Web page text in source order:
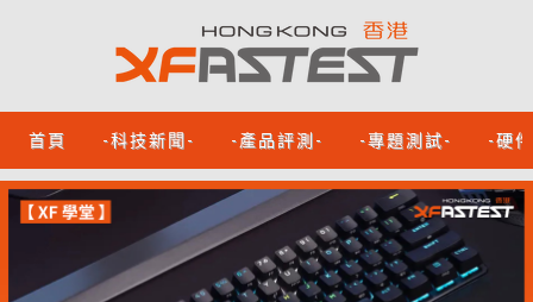
首頁 -科技新聞- -產品評測- -專題測試- -硬